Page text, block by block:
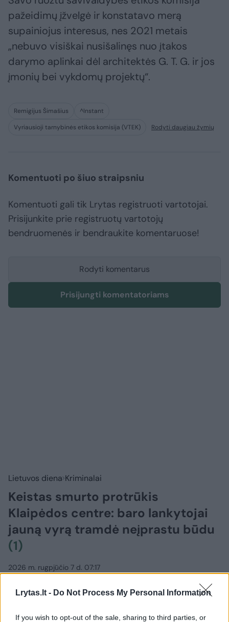
Lrytas.lt - Do Not Process My Personal Information
If you wish to opt-out of the sale, sharing to third parties, or
pažeidimų įžvelgė ir konstatavo merą
supainiojus interesus, nes 2021 metais
„nebuvo visiškai nusišalinęs nuo įtakos
darymo aplinkai dėl architektės G. T. G. ir jos
įmonių bei vykdomų projektų“.
Remigijus Šimašius
^Instant
Vyriausioji tarnybinės etikos komisija (VTEK)
Rodyti daugiau žymių
Komentuoti po šiuo straipsniu
Komentuoti gali tik Lrytas registruoti vartotojai.
Prisijunkite prie registruotų vartotojų
bendruomenės ir bendraukite komentaruose!
Rodyti komentarus
Prisijungti komentatoriams
Lietuvos diena Kriminalai
Keistas smurto protrūkis
Klaipėdos centre: baro lankytojai
jauną vyrą tramdė neįprastu būdu
(1)
2026 m. rugpjūčio 7 d. 07:17